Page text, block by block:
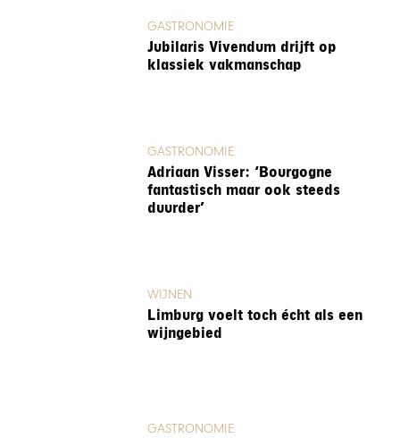
GASTRONOMIE
Jubilaris Vivendum drijft op
klassiek vakmanschap
GASTRONOMIE
Adriaan Visser: ‘Bourgogne
fantastisch maar ook steeds
duurder’
WIJNEN
Limburg voelt toch écht als een
wijngebied
GASTRONOMIE